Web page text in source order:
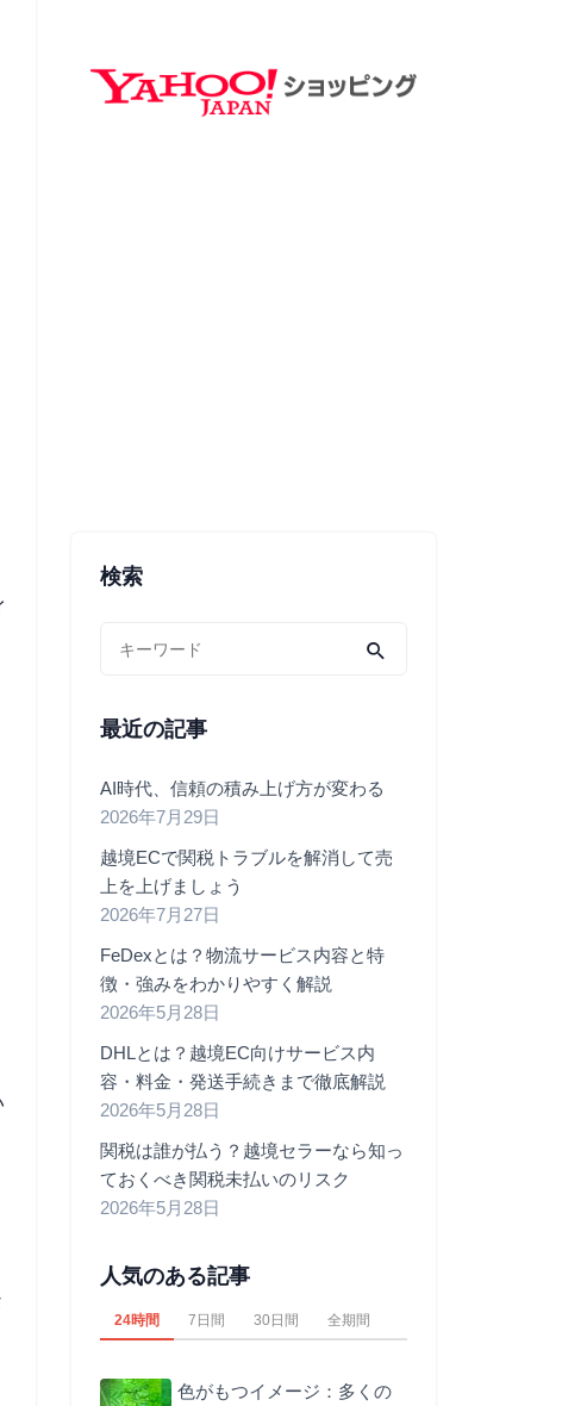
検索
最近の記事
AI時代、信頼の積み上げ方が変わる
2026年7月29日
越境ECで関税トラブルを解消して売
上を上げましょう
2026年7月27日
FeDexとは？物流サービス内容と特
徴・強みをわかりやすく解説
2026年5月28日
DHLとは？越境EC向けサービス内
容・料金・発送手続きまで徹底解説
2026年5月28日
関税は誰が払う？越境セラーなら知っ
ておくべき関税未払いのリスク
2026年5月28日
人気のある記事
24時間 7日間 30日間 全期間
色がもつイメージ：多くの